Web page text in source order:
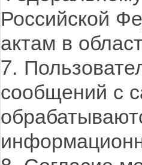
Российской
актам в
7.
сообщений с